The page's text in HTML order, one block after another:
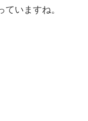
いますね。